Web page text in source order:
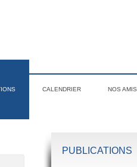
CALENDRIER NOS AMIS
PUBLICATIONS